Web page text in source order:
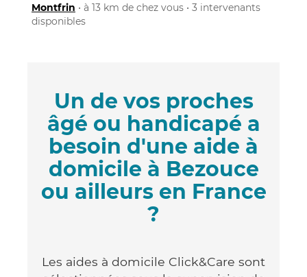
Montfrin • à 13 km de chez vous • 3 intervenants
disponibles
Un de vos proches
âgé ou handicapé a
besoin d'une aide à
domicile à Bezouce
ou ailleurs en France
?
Les aides à domicile Click&Care sont